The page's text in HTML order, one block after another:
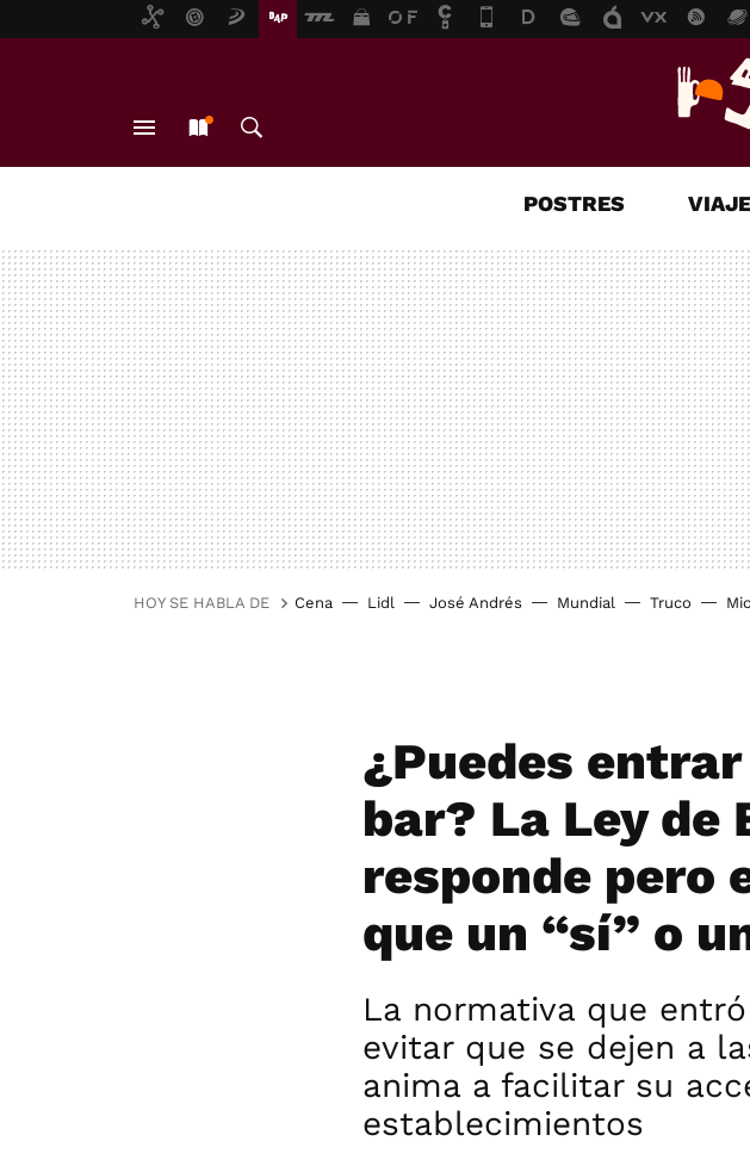
POSTRES
HOY SE HABLA DE Cena Lidl José Andrés Mundial Truco
¿Puedes
bar? La Ley de
responde pero
que un “sí” o
La normativa que
evitar que se dejen a
anima a facilitar su
establecimientos